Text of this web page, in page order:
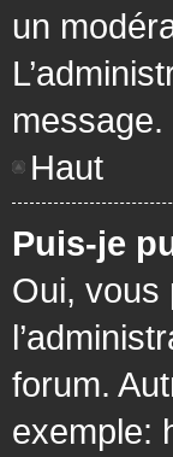
un
message.
Haut
Puis-je
Oui, vous
forum.
exemple: